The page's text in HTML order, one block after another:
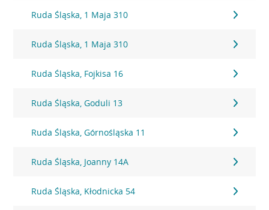
Ruda Śląska, 1 Maja 310
Ruda Śląska, 1 Maja 310
Ruda Śląska, Fojkisa 16
Ruda Śląska, Goduli 13
Ruda Śląska, Górnośląska 11
Ruda Śląska, Joanny 14A
Ruda Śląska, Kłodnicka 54